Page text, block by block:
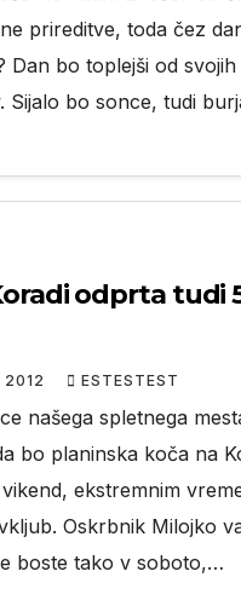
prireditve, toda čez
Dan bo toplejši od svojih
Sijalo bo sonce, tudi
odprta tudi
2012 ESTESTEST
našega spletnega
bo planinska koča na
ekstremnim
Oskrbnik Milojko
boste tako v soboto,…